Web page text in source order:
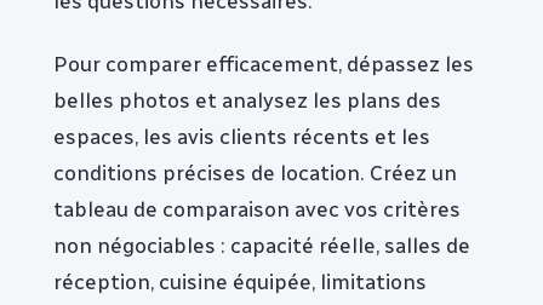
Pour comparer efficacement, dépassez les
belles photos et analysez les plans des
espaces, les avis clients récents et les
conditions précises de location. Créez un
tableau de comparaison avec vos critères
non négociables : capacité réelle, salles de
réception, cuisine équipée, limitations